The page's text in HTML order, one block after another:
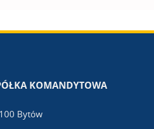
KOMANDYTOWA
Bytów